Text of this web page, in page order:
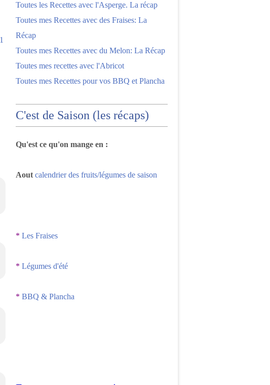
Toutes les Recettes avec l'Asperge. La récap
Toutes mes Recettes avec des Fraises: La
Récap
Toutes mes Recettes avec du Melon: La Récap
Toutes mes recettes avec l'Abricot
Toutes mes Recettes pour vos BBQ et Plancha
C'est de Saison (les récaps)
Qu'est ce qu'on mange en :
Aout calendrier des fruits/légumes de saison
* Les Fraises
* Légumes d'été
* BBQ & Plancha